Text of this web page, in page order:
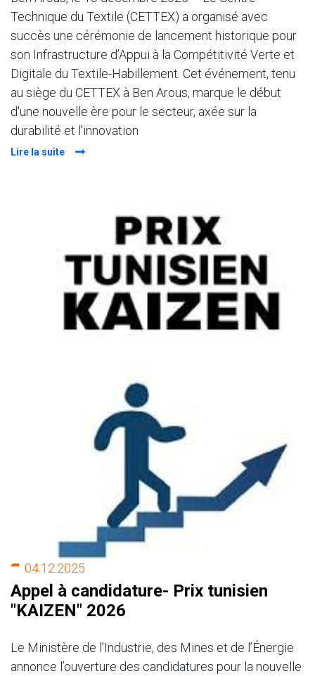
Technique du Textile (CETTEX) a organisé avec
succès une cérémonie de lancement historique pour
son Infrastructure d’Appui à la Compétitivité Verte et
Digitale du Textile-Habillement. Cet événement, tenu
au siège du CETTEX à Ben Arous, marque le début
d'une nouvelle ère pour le secteur, axée sur la
durabilité et l'innovation
Lire la suite
04.12.2025
Appel à candidature- Prix tunisien
"KAIZEN" 2026
Le Ministère de l’Industrie, des Mines et de l’Énergie
annonce l’ouverture des candidatures pour la nouvelle